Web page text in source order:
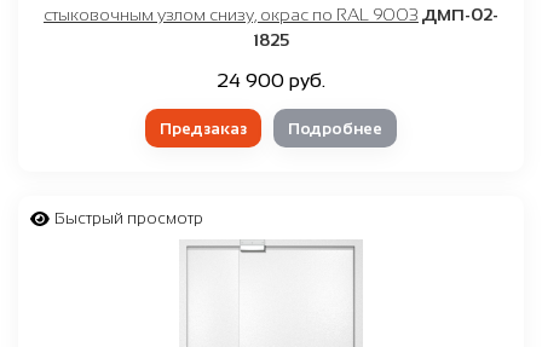
стыковочным узлом снизу, окрас по RAL 9003 ДМП-02-
1825
24 900 руб.
Предзаказ Подробнее
Быстрый просмотр